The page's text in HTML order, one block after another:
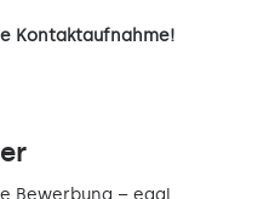
Kontaktaufnahme!
Bewerbung – egal